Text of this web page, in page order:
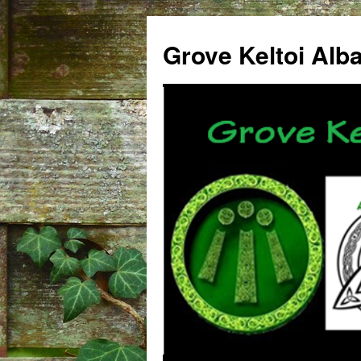
Grove Keltoi